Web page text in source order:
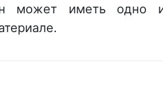
может иметь одно